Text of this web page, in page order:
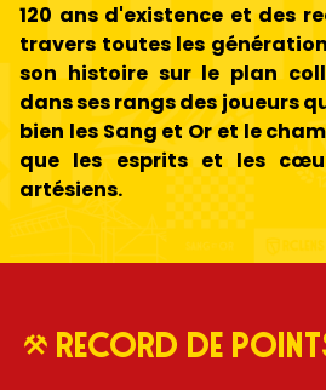
120 ans d'existence et des
travers toutes les
son histoire sur le plan
dans ses rangs des joueurs
bien les Sang et Or et le
que les esprits et les
artésiens.
record de points